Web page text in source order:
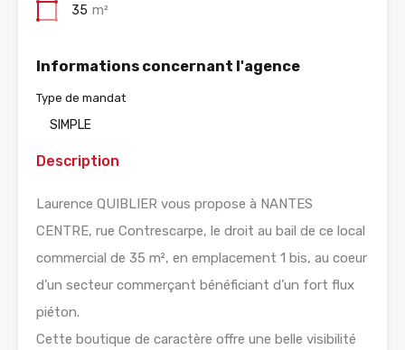
35 m²
Informations concernant l'agence
Type de mandat
SIMPLE
Description
Laurence QUIBLIER vous propose à NANTES
CENTRE, rue Contrescarpe, le droit au bail de ce local
commercial de 35 m², en emplacement 1 bis, au coeur
d’un secteur commerçant bénéficiant d’un fort flux
piéton.
Cette boutique de caractère offre une belle visibilité